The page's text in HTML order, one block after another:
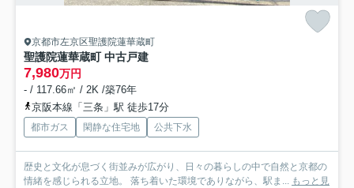
京都市左京区聖護院蓮華蔵町
聖護院蓮華蔵町 中古戸建
7,980万円
- / 117.66㎡ / 2K /築76年
京阪本線「三条」駅 徒歩17分
都市ガス 閑静な住宅地 公共下水
歴史と文化が息づく街並みが広がり、日々の暮らしの中で自然と京都の
情緒を感じられる立地。 落ち着いた環境でありながら、駅ま... もっと見